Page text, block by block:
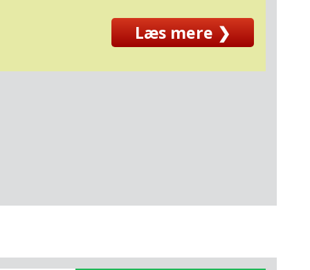
Læs mere ❯